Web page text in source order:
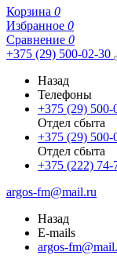
Корзина 0
Избранное 0
Сравнение 0
+375 (29) 500-02-30
Назад
Телефоны
+375 (29) 500-
Отдел сбыта
+375 (29) 500-
Отдел сбыта
+375 (222) 74-
argos-fm@mail.ru
Назад
E-mails
argos-